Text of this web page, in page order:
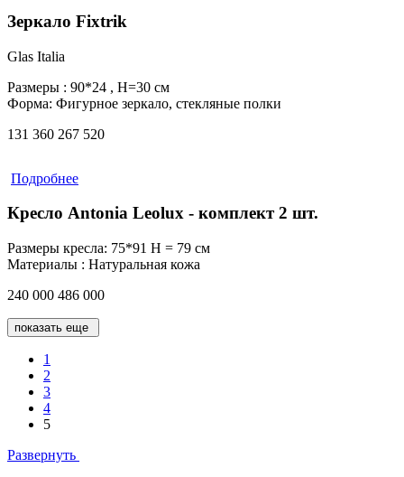
Зеркало Fixtrik
Glas Italia
Размеры : 90*24 , Н=30 см
Форма: Фигурное зеркало, стекляные полки
131 360 267 520
Подробнее
Кресло Antonia Leolux - комплект 2 шт.
Размеры кресла: 75*91 Н = 79 см
Материалы : Натуральная кожа
240 000 486 000
показать еще
1
2
3
4
5
Развернуть